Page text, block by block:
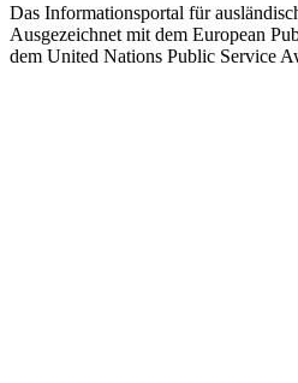
Das Informationsportal für
Ausgezeichnet mit dem European
dem United Nations Public Service